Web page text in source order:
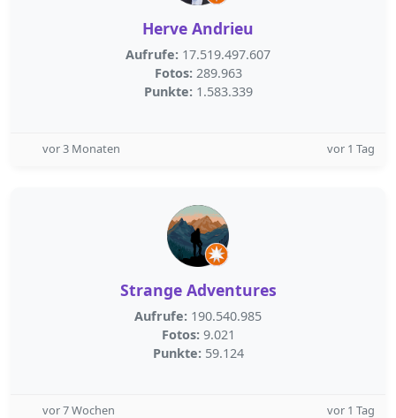
Herve Andrieu
Aufrufe: 17.519.497.607
Fotos: 289.963
Punkte: 1.583.339
vor 3 Monaten vor 1 Tag
Strange Adventures
Aufrufe: 190.540.985
Fotos: 9.021
Punkte: 59.124
vor 7 Wochen vor 1 Tag